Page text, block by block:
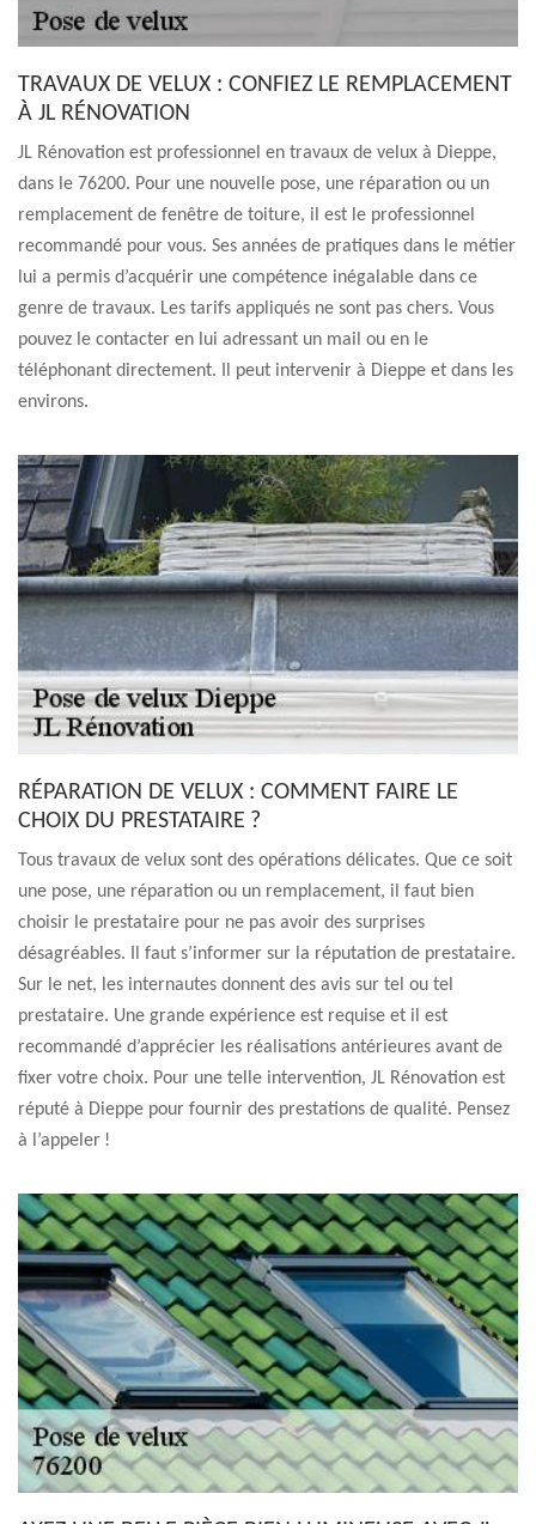
TRAVAUX DE VELUX : CONFIEZ LE REMPLACEMENT
À JL RÉNOVATION
JL Rénovation est professionnel en travaux de velux à Dieppe,
dans le 76200. Pour une nouvelle pose, une réparation ou un
remplacement de fenêtre de toiture, il est le professionnel
recommandé pour vous. Ses années de pratiques dans le métier
lui a permis d’acquérir une compétence inégalable dans ce
genre de travaux. Les tarifs appliqués ne sont pas chers. Vous
pouvez le contacter en lui adressant un mail ou en le
téléphonant directement. Il peut intervenir à Dieppe et dans les
environs.
RÉPARATION DE VELUX : COMMENT FAIRE LE
CHOIX DU PRESTATAIRE ?
Tous travaux de velux sont des opérations délicates. Que ce soit
une pose, une réparation ou un remplacement, il faut bien
choisir le prestataire pour ne pas avoir des surprises
désagréables. Il faut s’informer sur la réputation de prestataire.
Sur le net, les internautes donnent des avis sur tel ou tel
prestataire. Une grande expérience est requise et il est
recommandé d’apprécier les réalisations antérieures avant de
fixer votre choix. Pour une telle intervention, JL Rénovation est
réputé à Dieppe pour fournir des prestations de qualité. Pensez
à l’appeler !